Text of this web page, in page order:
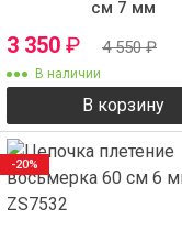
см 7 мм
3 350 ₽ 4 550₽
В наличии
В корзину
-20%